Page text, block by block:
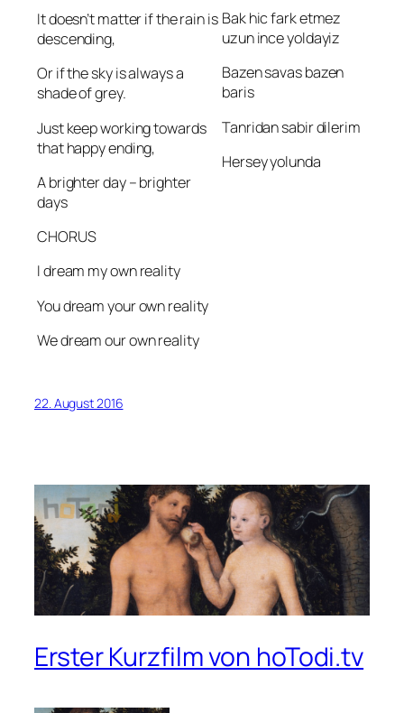
It doesn’t matter if the rain is
descending,
Or if the sky is always a
shade of grey.
Just keep working towards
that happy ending,
A brighter day – brighter
days
CHORUS
I dream my own reality
You dream your own reality
We dream our own reality
Bak hic fark etmez
uzun ince yoldayiz
Bazen savas bazen
baris
Tanridan sabir dilerim
Hersey yolunda
22. August 2016
Erster Kurzfilm von hoTodi.tv